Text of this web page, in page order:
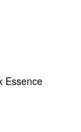
Essence